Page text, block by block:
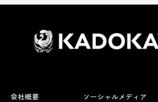
会社概要
ソーシャルメディア